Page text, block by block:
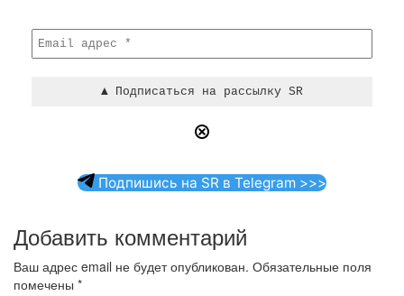
Подпишись на SR в Telegram >>>
Добавить комментарий
Ваш адрес email не будет опубликован. Обязательные поля
помечены *